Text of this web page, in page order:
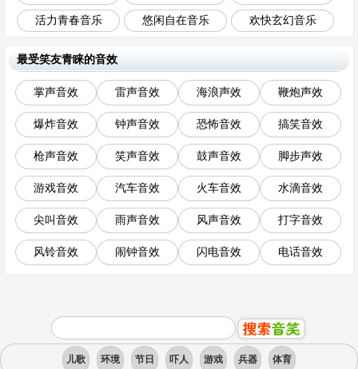
活力青春音乐 悠闲自在音乐 欢快玄幻音乐
最受笑友青睐的音效
掌声音效 雷声音效 海浪声效 鞭炮声效
爆炸音效 钟声音效 恐怖音效 搞笑音效
枪声音效 笑声音效 鼓声音效 脚步声效
游戏音效 汽车音效 火车音效 水滴音效
尖叫音效 雨声音效 风声音效 打字音效
风铃音效 闹钟音效 闪电音效 电话音效
儿歌 环境 节日 吓人 游戏 兵器 体育